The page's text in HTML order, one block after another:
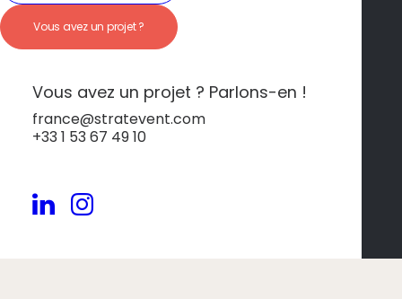
Vous avez un projet ?
Vous avez un projet ? Parlons-en !
france@stratevent.com
+33 1 53 67 49 10
Dégustez mezze, poissons grillés et fromages